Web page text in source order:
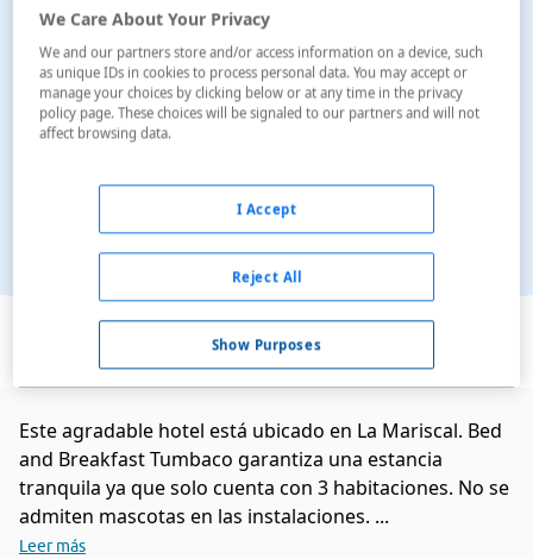
Ver en el mapa
Este agradable hotel está ubicado en La Mariscal. Bed
and Breakfast Tumbaco garantiza una estancia
tranquila ya que solo cuenta con 3 habitaciones. No se
admiten mascotas en las instalaciones. ...
Leer más
We Care About Your Privacy
We and our partners store and/or access information on a device, such
as unique IDs in cookies to process personal data. You may accept or
manage your choices by clicking below or at any time in the privacy
policy page. These choices will be signaled to our partners and will not
affect browsing data.
Show Purposes
Reject All
I Accept